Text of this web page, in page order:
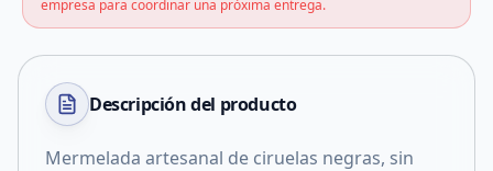
empresa para coordinar una próxima entrega.
Descripción del producto
Mermelada artesanal de ciruelas negras, sin